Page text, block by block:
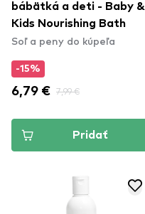
bábätká a deti - Baby &
Kids Nourishing Bath
Soľ a peny do kúpeľa
-15%
6,79 € 7,99 €
Pridať